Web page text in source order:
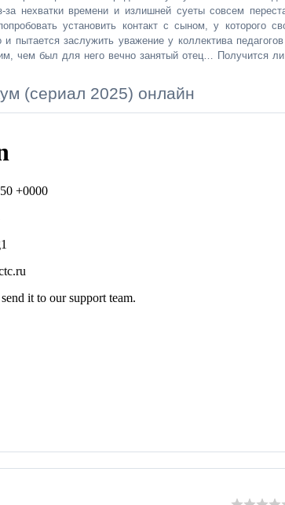
нехватки времени и излишней суеты совсем
установить контакт с сыном, у которого
пытается заслужить уважение у коллектива
чем был для него вечно занятый отец… Получится
(сериал 2025) онлайн